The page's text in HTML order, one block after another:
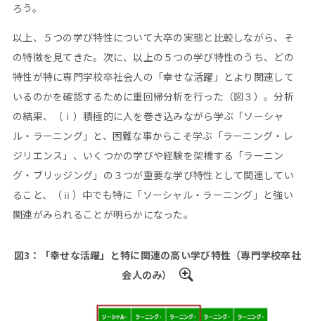
ろう。
以上、５つの学び特性について大卒の実態と比較しながら、そ
の特徴を見てきた。次に、以上の５つの学び特性のうち、どの
特性が特に専門学校卒社会人の「幸せな活躍」とより関連して
いるのかを確認するために重回帰分析を行った（図３）。分析
の結果、（ⅰ）積極的に人を巻き込みながら学ぶ「ソーシャ
ル・ラーニング」と、困難な事からこそ学ぶ「ラーニング・レ
ジリエンス」、いくつかの学びや経験を架橋する「ラーニン
グ・ブリッジング」の３つが重要な学び特性として関連してい
ること、（ⅱ）中でも特に「ソーシャル・ラーニング」と強い
関連がみられることが明らかになった。
図3：「幸せな活躍」と特に関連の高い学び特性（専門学校卒社
会人のみ）